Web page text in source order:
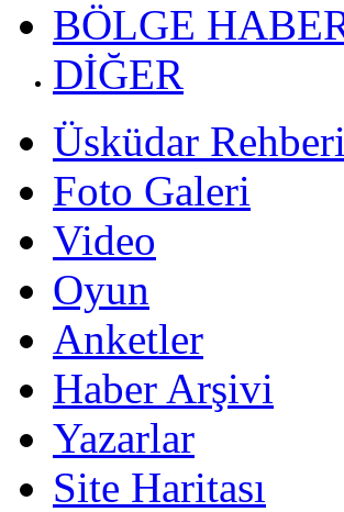
BÖLGE
DİĞER
Üsküdar Rehberi
Foto Galeri
Video
Oyun
Anketler
Haber Arşivi
Yazarlar
Site Haritası